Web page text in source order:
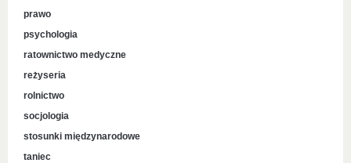
prawo
psychologia
ratownictwo medyczne
reżyseria
rolnictwo
socjologia
stosunki międzynarodowe
taniec